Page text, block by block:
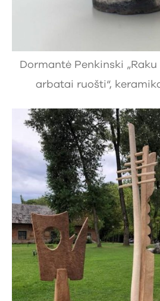
Dormantė Penkinski
arbatai ruošti“,